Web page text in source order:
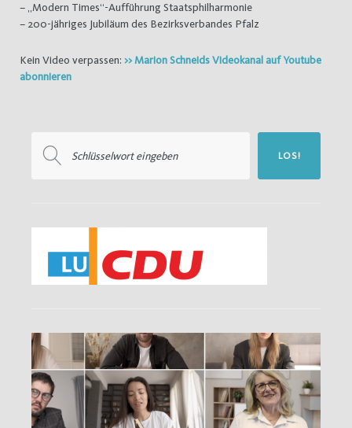
– „Modern Times“-Aufführung Staatsphilharmonie
– 200-jähriges Jubiläum des Bezirksverbandes Pfalz
Kein Video verpassen: >> Marion Schneids Videokanal auf Youtube
abonnieren
nach:
LOS!